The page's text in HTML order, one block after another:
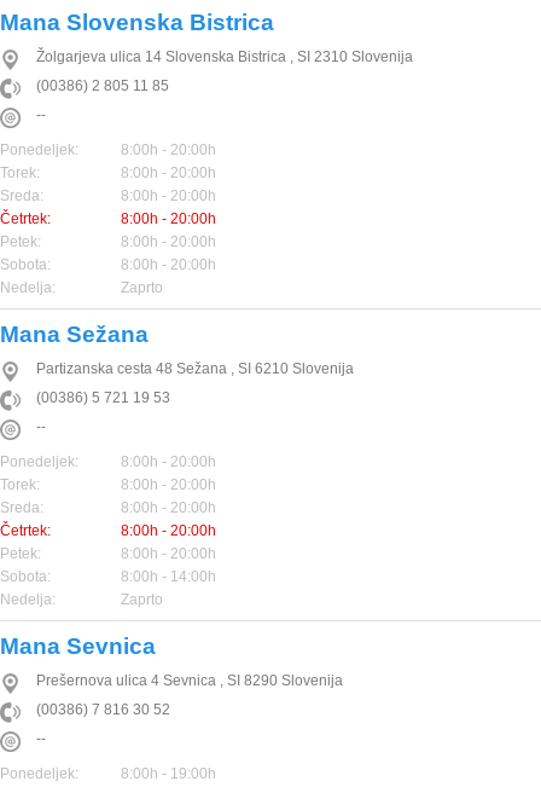
Mana Slovenska Bistrica
Žolgarjeva ulica 14 Slovenska Bistrica , SI 2310 Slovenija
(00386) 2 805 11 85
--
Ponedeljek:
8:00h - 20:00h
Torek:
8:00h - 20:00h
Sreda:
8:00h - 20:00h
Četrtek:
8:00h - 20:00h
Petek:
8:00h - 20:00h
Sobota:
8:00h - 20:00h
Nedelja:
Zaprto
Mana Sežana
Partizanska cesta 48 Sežana , SI 6210 Slovenija
(00386) 5 721 19 53
--
Ponedeljek:
8:00h - 20:00h
Torek:
8:00h - 20:00h
Sreda:
8:00h - 20:00h
Četrtek:
8:00h - 20:00h
Petek:
8:00h - 20:00h
Sobota:
8:00h - 14:00h
Nedelja:
Zaprto
Mana Sevnica
Prešernova ulica 4 Sevnica , SI 8290 Slovenija
(00386) 7 816 30 52
--
Ponedeljek:
8:00h - 19:00h